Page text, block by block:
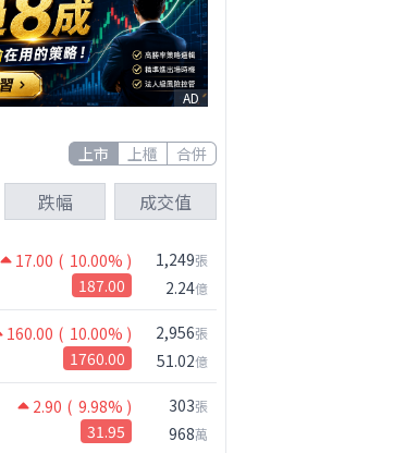
AD
上市 上櫃 合併
跌幅 成交值
17.00 ( 10.00% )
187.00
1,249張
2.24億
160.00 ( 10.00% )
1760.00
2,956張
51.02億
2.90 ( 9.98% )
31.95
303張
968萬